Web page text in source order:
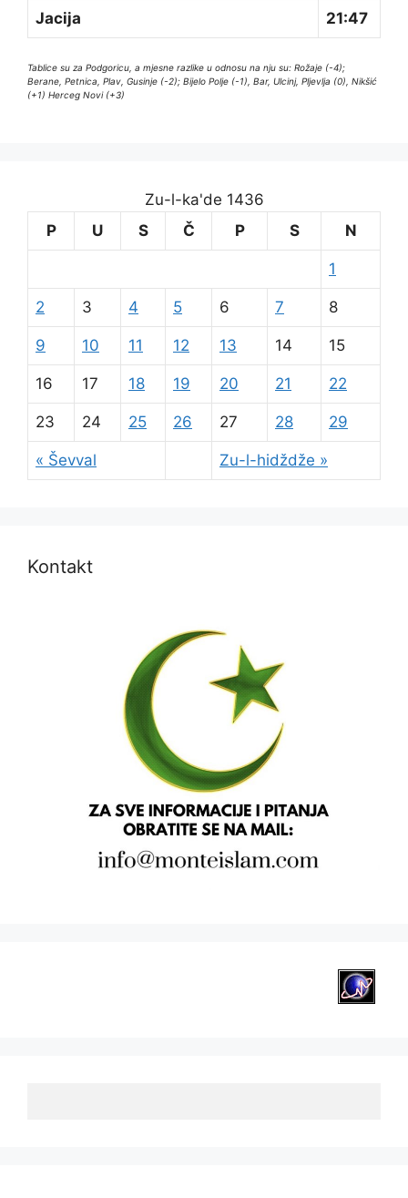
Jacija 21:47
Tablice su za Podgoricu, a mjesne razlike u odnosu na nju su: Rožaje (-4);
Berane, Petnica, Plav, Gusinje (-2); Bijelo Polje (-1), Bar, Ulcinj, Pljevlja (0), Nikšić
(+1) Herceg Novi (+3)
Zu-l-ka'de 1436
P
U S Č P S N
« Ševval Zu-l-hidždže »
1
2 3 4 5 6 7 8
9 10 11 12 13 14 15
16 17 18 19 20 21 22
23 24 25 26 27 28 29
Kontakt